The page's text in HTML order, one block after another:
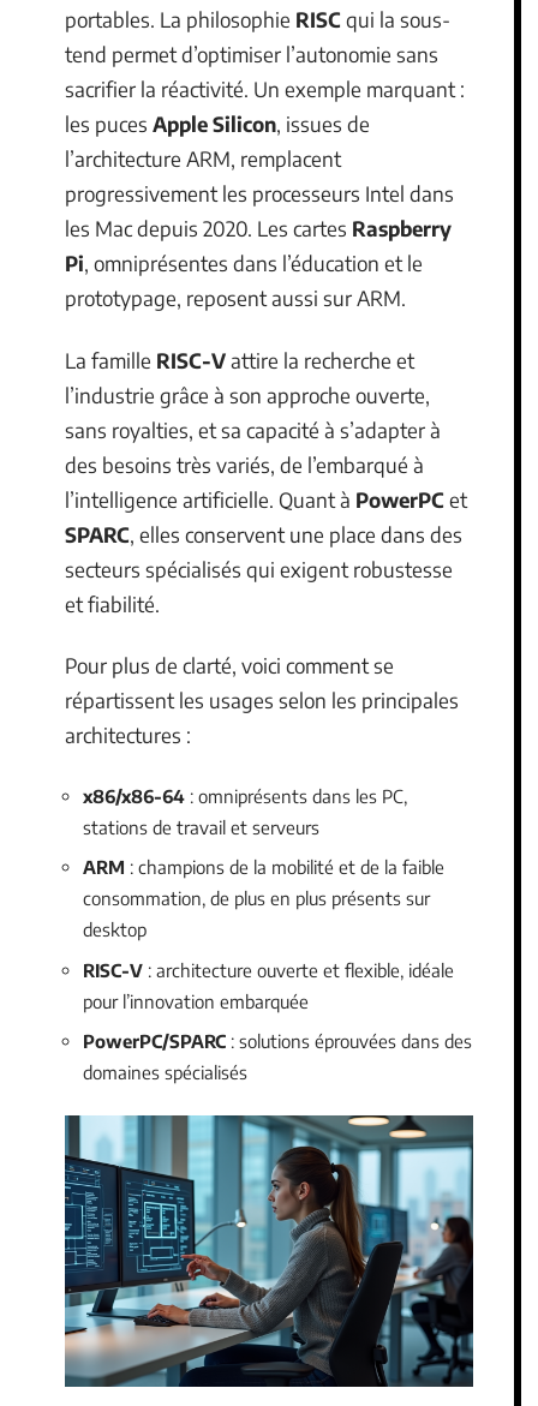
portables. La philosophie RISCqui la sous-
tend permet d’optimiser l’autonomie sans
sacrifier la réactivité. Un exemple marquant :
les puces Apple Silicon, issues de
l’architecture ARM, remplacent
progressivement les processeurs Intel dans
les Mac depuis 2020. Les cartes Raspberry
Pi, omniprésentes dans l’éducation et le
prototypage, reposent aussi sur ARM.
La famille RISC-Vattire la recherche et
l’industrie grâce à son approche ouverte,
sans royalties, et sa capacité à s’adapter à
des besoins très variés, de l’embarqué à
l’intelligence artificielle. Quant à PowerPCet
SPARC, elles conservent une place dans des
secteurs spécialisés qui exigent robustesse
et fiabilité.
Pour plus de clarté, voici comment se
répartissent les usages selon les principales
architectures :
x86/x86-64 : omniprésents dans les PC,
stations de travail et serveurs
ARM : champions de la mobilité et de la faible
consommation, de plus en plus présents sur
desktop
RISC-V : architecture ouverte et flexible, idéale
pour l’innovation embarquée
PowerPC/SPARC : solutions éprouvées dans des
domaines spécialisés